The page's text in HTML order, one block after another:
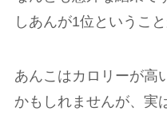
しあんが1位というこ
あんこはカロリーが高
かもしれませんが、実